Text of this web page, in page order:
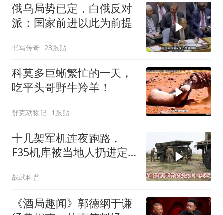
俄乌局势已定，白俄反对
派：国家前进以此为前提
书写传奇 23跟贴
科莫多巨蜥繁忙的一天，
吃平头哥野牛羚羊！
舒克动物记 1跟贴
十几架军机连夜跑路，
F35机库被当地人扔进定
让人掀了个干净
战武科普
《酒局趣闻》郭德纲于谦